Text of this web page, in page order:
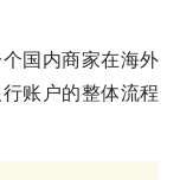
国内商家在海外
账户的整体流程